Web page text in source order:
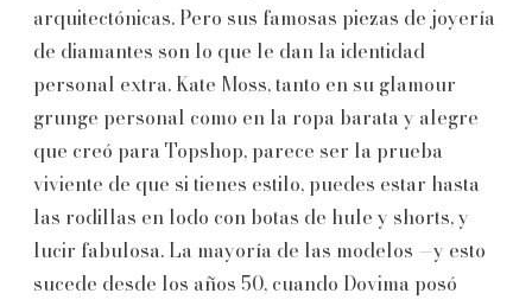
arquitectónicas. Pero sus famosas piezas de joyería
de diamantes son lo que le dan la identidad
personal extra. Kate Moss, tanto en su glamour
grunge personal como en la ropa barata y alegre
que creó para Topshop, parece ser la prueba
viviente de que si tienes estilo, puedes estar hasta
las rodillas en lodo con botas de hule y shorts, y
lucir fabulosa. La mayoría de las modelos —y esto
sucede desde los años 50, cuando Dovima posó